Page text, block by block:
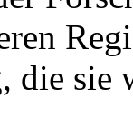
die